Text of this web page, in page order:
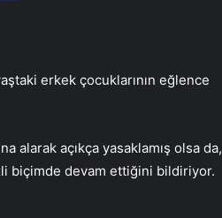
erkek çocuklarının eğlence
alarak açıkça yasaklamış olsa da,
biçimde devam ettiğini bildiriyor.